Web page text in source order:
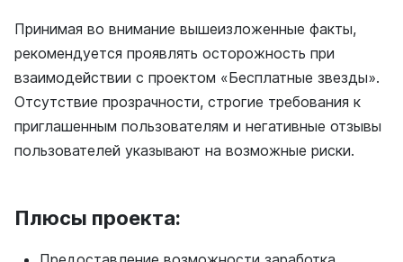
Принимая во внимание вышеизложенные факты,
рекомендуется проявлять осторожность при
взаимодействии с проектом «Бесплатные звезды».
Отсутствие прозрачности, строгие требования к
приглашенным пользователям и негативные отзывы
пользователей указывают на возможные риски.
Плюсы проекта: